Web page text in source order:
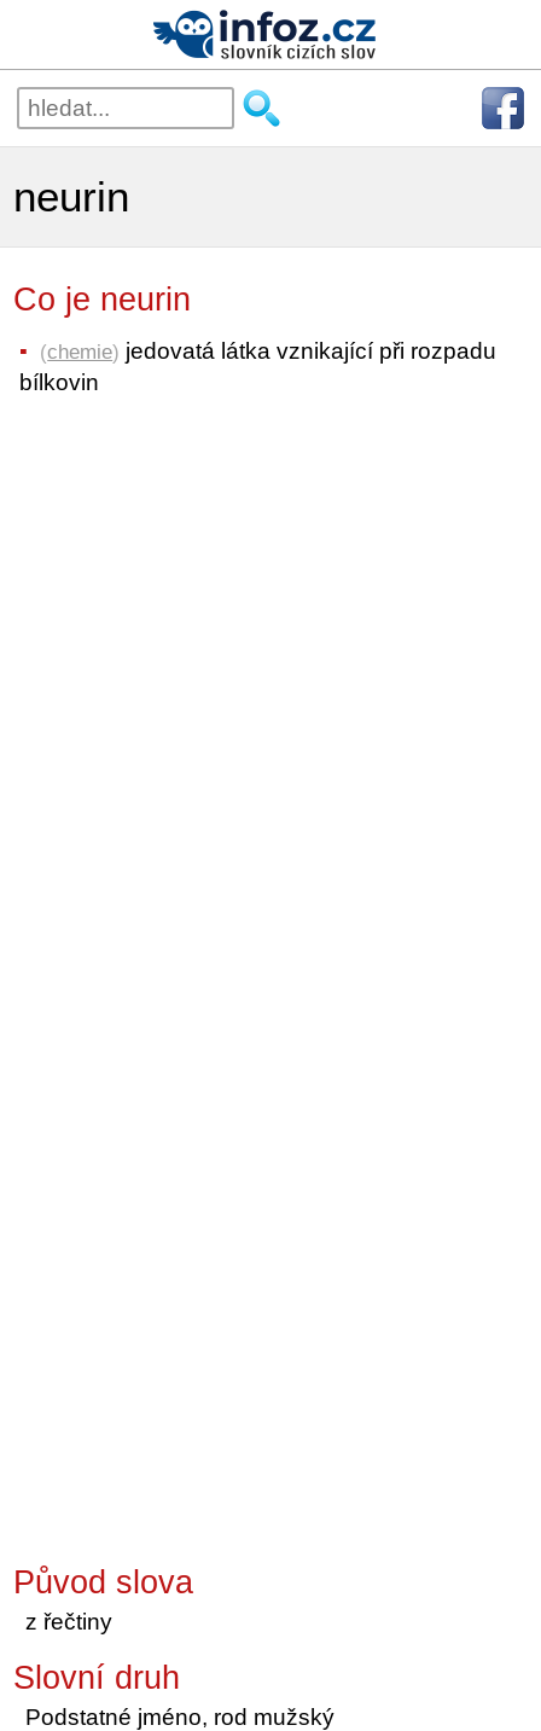
neurin
Co je neurin
(chemie) jedovatá látka vznikající při rozpadu
bílkovin
Původ slova
z řečtiny
Slovní druh
Podstatné jméno, rod mužský